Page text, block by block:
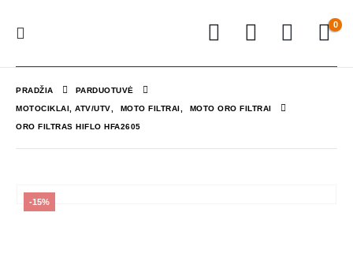
0
PRADŽIA PARDUOTUVĖ
MOTOCIKLAI, ATV/UTV MOTO FILTRAI MOTO ORO FILTRAI
ORO FILTRAS HIFLO HFA2605
-15%